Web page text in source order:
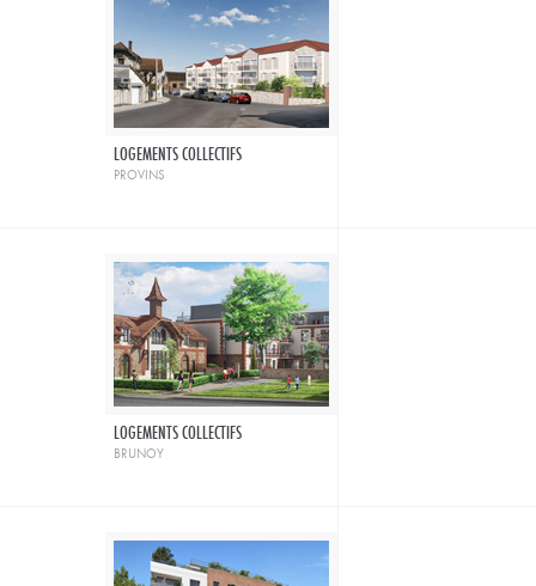
LOGEMENTS COLLECTIFS
provins
LOGEMENTS COLLECTIFS
brunoy